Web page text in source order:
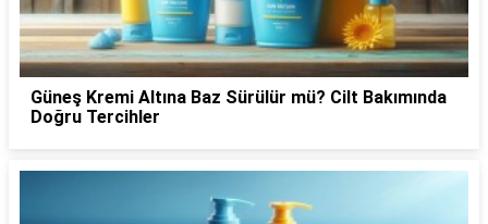
Güneş Kremi Altına Baz Sürülür mü? Cilt Bakımında
Doğru Tercihler